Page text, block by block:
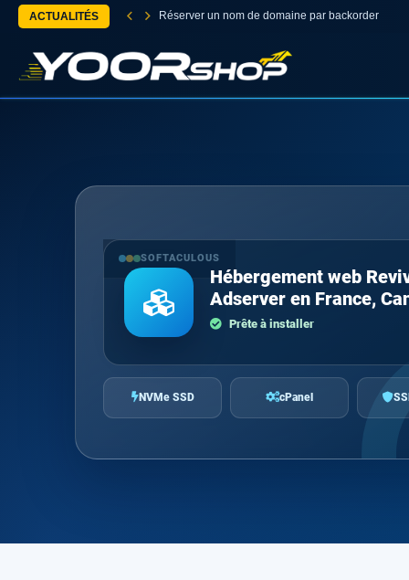
ACTUALITÉS Réserver un nom de domaine par backorder
SOFTACULOUS
Hébergement web
Adserver en France,
Prête à installer
NVMe SSD cPanel